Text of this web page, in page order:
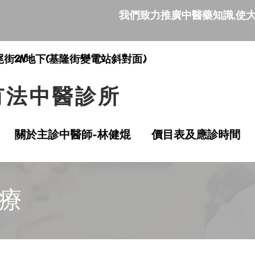
我們致力推廣中醫藥知識,使
2N地下(基隆街變電站斜對面)
中醫診所
關於主診中醫師-林健焜 價目表及應診時間